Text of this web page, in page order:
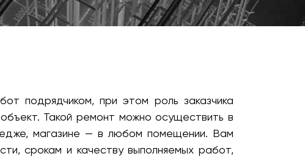
подрядчиком, при этом роль заказчика
Такой ремонт можно осуществить в
магазине — в любом помещении. Вам
срокам и качеству выполняемых работ,